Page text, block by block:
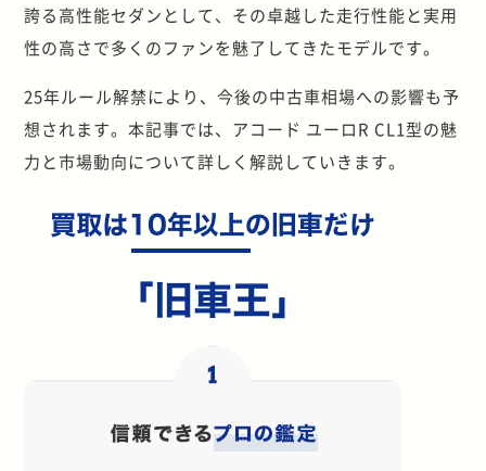
誇る高性能セダンとして、その卓越した走行性能と実用
性の高さで多くのファンを魅了してきたモデルです。
25年ルール解禁により、今後の中古車相場への影響も予
想されます。本記事では、アコード ユーロR CL1型の魅
力と市場動向について詳しく解説していきます。